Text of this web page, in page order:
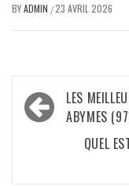
BYADMIN /23 AVRIL 2026
Navigation
de
LES
ABYMES
QUEL